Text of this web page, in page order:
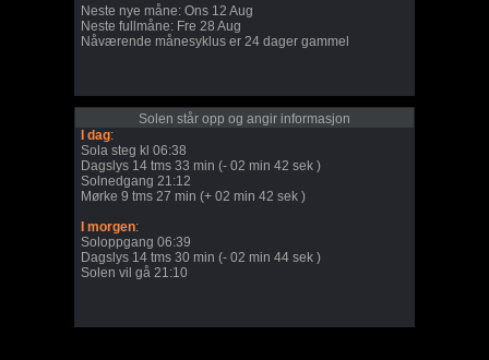
Neste nye måne: Ons 12 Aug
Neste fullmåne: Fre 28 Aug
Nåværende månesyklus er 24 dager gammel
Solen står opp og angir informasjon
I dag:
Sola steg kl 06:38
Dagslys 14 tms 33 min (- 02 min 42 sek )
Solnedgang 21:12
Mørke 9 tms 27 min (+ 02 min 42 sek )
I morgen:
Soloppgang 06:39
Dagslys 14 tms 30 min (- 02 min 44 sek )
Solen vil gå 21:10